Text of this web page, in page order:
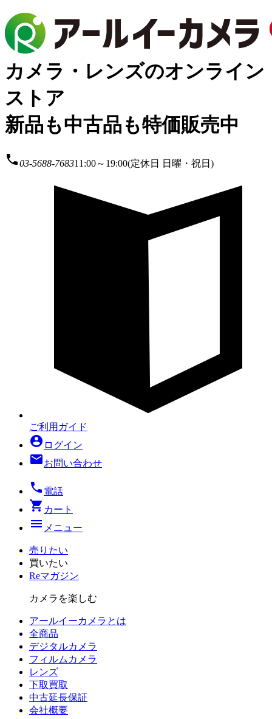
カメラ・レンズのオンライン
ストア
新品も中古品も特価販売中
local_phone03-5688-768311:00～19:00(定休日 日曜・祝日)
ご利用ガイド
account_circle ログイン
mailお問い合わせ
local_phone 電話
shopping_cart カート
menu メニュー
売りたい
買いたい
Reマガジン
カメラを楽しむ
アールイーカメラとは
全商品
デジタルカメラ
フィルム カメラ
レンズ
下取買取
中古延長保証
会社概要